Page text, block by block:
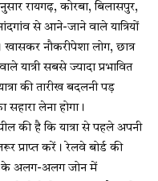
रायगढ़, कोरबा, बिलासपुर,
से आने-जाने वाले यात्रियों
नौकरीपेशा लोग, छात्र
यात्री सबसे ज्यादा प्रभावित
की तारीख बदलनी पड़
सहारा लेना होगा।
की है कि यात्रा से पहले अपनी
प्राप्त करें। रेलवे बोर्ड की
के अलग-अलग जोन में